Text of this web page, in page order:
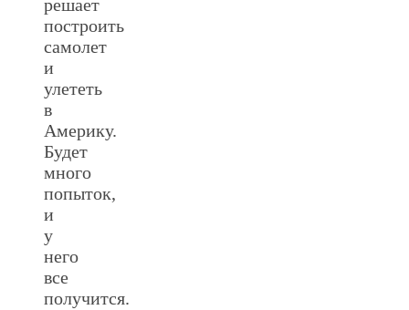
решает
построить
самолет
и
улететь
в
Америку.
Будет
много
попыток,
и
у
него
все
получится.